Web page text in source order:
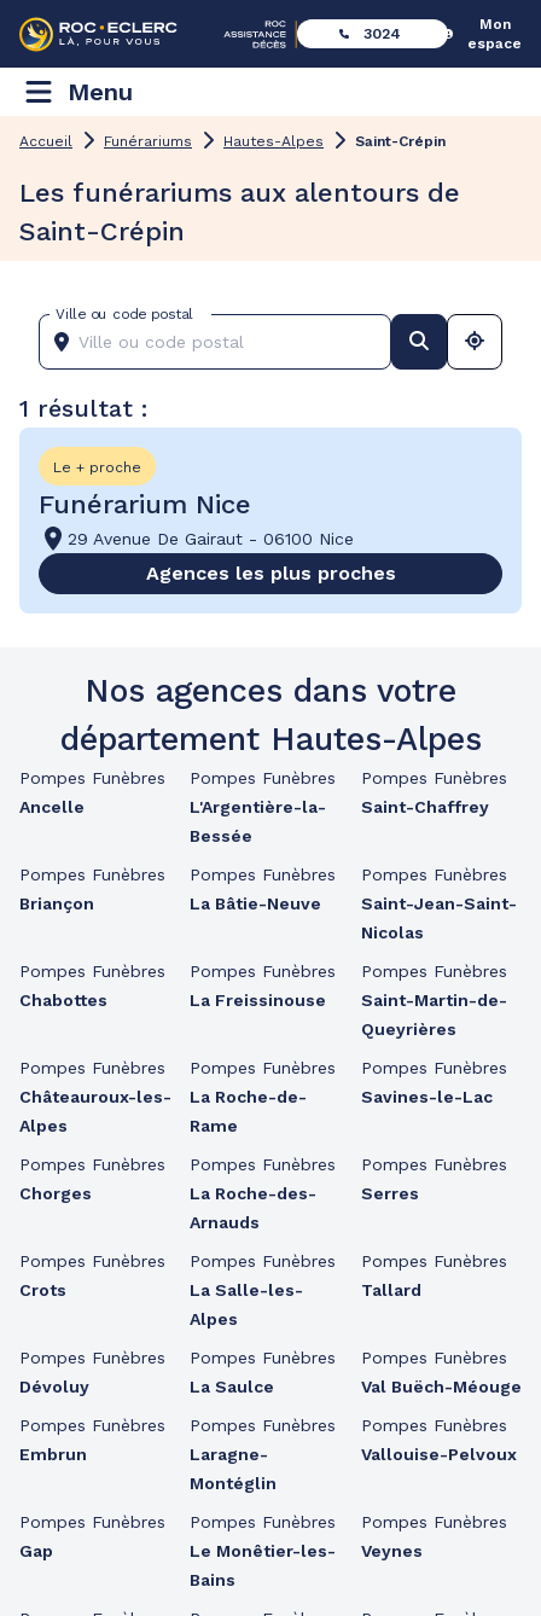
3024
Mon
espace
Menu
Accueil Funérariums Hautes-Alpes Saint-Crépin
Les funérariums aux alentours de
Saint-Crépin
Ville ou code postal
1 résultat :
Le + proche
Funérarium Nice
29 Avenue De Gairaut - 06100 Nice
Agences les plus proches
Nos agences dans votre
département Hautes-Alpes
Pompes Funèbres
Ancelle
Pompes Funèbres
Briançon
Pompes Funèbres
Chabottes
Pompes Funèbres
Châteauroux-les-
Alpes
Pompes Funèbres
Chorges
Pompes Funèbres
Crots
Pompes Funèbres
Dévoluy
Pompes Funèbres
Embrun
Pompes Funèbres
Gap
Pompes Funèbres
L'Argentière-la-
Bessée
Pompes Funèbres
La Bâtie-Neuve
Pompes Funèbres
La Freissinouse
Pompes Funèbres
La Roche-de-
Rame
Pompes Funèbres
La Roche-des-
Arnauds
Pompes Funèbres
La Salle-les-
Alpes
Pompes Funèbres
La Saulce
Pompes Funèbres
Laragne-
Montéglin
Pompes Funèbres
Le Monêtier-les-
Bains
Pompes Funèbres
Saint-Chaffrey
Pompes Funèbres
Saint-Jean-Saint-
Nicolas
Pompes Funèbres
Saint-Martin-de-
Queyrières
Pompes Funèbres
Savines-le-Lac
Pompes Funèbres
Serres
Pompes Funèbres
Tallard
Pompes Funèbres
Val Buëch-Méouge
Pompes Funèbres
Vallouise-Pelvoux
Pompes Funèbres
Veynes